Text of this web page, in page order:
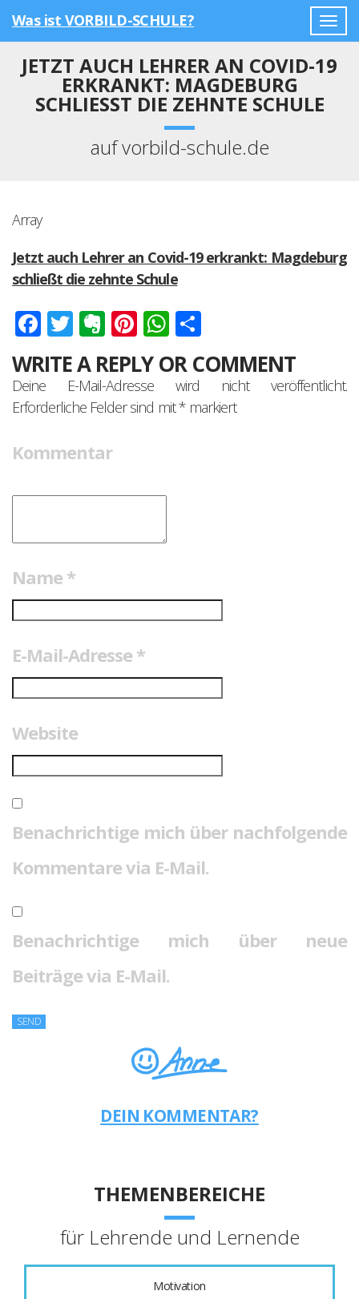
Was ist VORBILD-SCHULE?
JETZT AUCH LEHRER AN COVID-19
ERKRANKT: MAGDEBURG
SCHLIESST DIE ZEHNTE SCHULE
auf vorbild-schule.de
Array
Jetzt auch Lehrer an Covid-19 erkrankt: Magdeburg
schließt die zehnte Schule
Facebook
Twitter
Evernote
Pinterest
WhatsApp
WRITE A REPLY OR COMMENT
Deine E-Mail-Adresse wird nicht veröffentlicht.
Erforderliche Felder sind mit*markiert
Kommentar
Name *
E-Mail-Adresse *
Website
Benachrichtige mich über nachfolgende
Kommentare via E-Mail.
Benachrichtige mich über neue
Beiträge via E-Mail.
DEIN KOMMENTAR?
THEMENBEREICHE
für Lehrende und Lernende
Motivation